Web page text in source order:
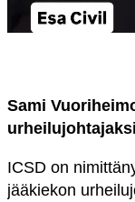
Sami
urheilujohtajaksi
ICSD on
jääkiekon